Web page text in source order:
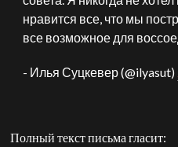
нравится все, что мы
все возможное для
- Илья Суцкевер (@ilyasut)
Полный текст письма гласит: